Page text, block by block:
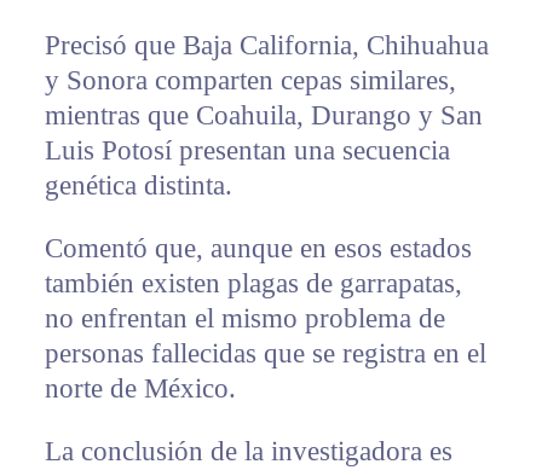
Precisó que Baja California, Chihuahua
y Sonora comparten cepas similares,
mientras que Coahuila, Durango y San
Luis Potosí presentan una secuencia
genética distinta.
Comentó que, aunque en esos estados
también existen plagas de garrapatas,
no enfrentan el mismo problema de
personas fallecidas que se registra en el
norte de México.
La conclusión de la investigadora es